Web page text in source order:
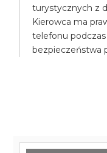
turystycznych z
Kierowca ma
telefonu
bezpieczeństwa